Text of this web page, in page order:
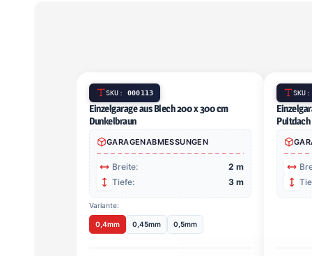
SKU: 000113
Einzelgarage aus Blech 200 x 300 cm Dunkelbraun
GARAGENABMESSUNGEN
Breite:
2 m
Tiefe:
3 m
Variante:
820,00 €